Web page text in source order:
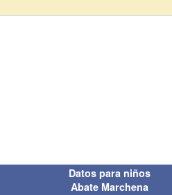
Datos para niños
Abate Marchena